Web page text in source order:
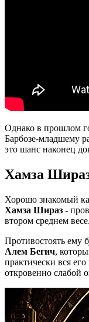
Однако в прошлом
Барбозе-младшему
это шанс наконец
Хамза
Хорошо знакомый
Хамза Шираз -
втором среднем весе.
Противостоять ему
Алем Бегич,
практически вся
откровенно слабой